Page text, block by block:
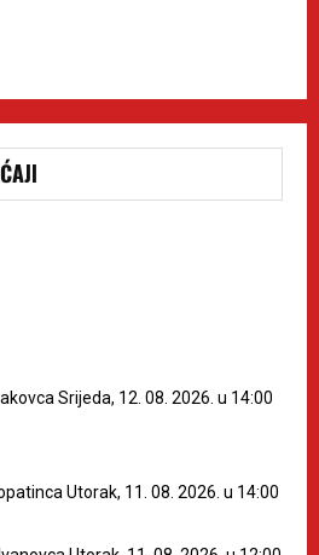
Srijeda, 12. 08. 2026. u 14:00
Utorak, 11. 08. 2026. u 14:00